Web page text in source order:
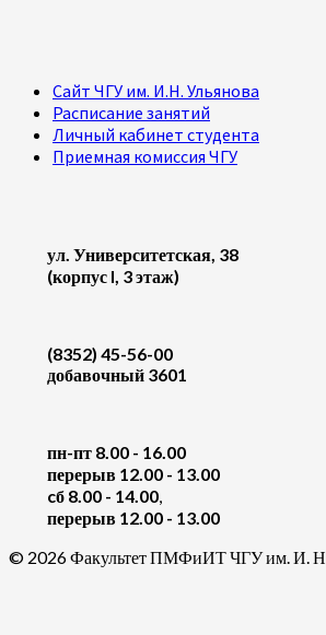
Сайт ЧГУ им. И.Н. Ульянова
Расписание занятий
Личный кабинет студента
Приемная комиссия ЧГУ
ул. Университетская, 38
(корпус I, 3 этаж)
(8352) 45-56-00
добавочный 3601
пн-пт 8.00 - 16.00
перерыв 12.00 - 13.00
cб 8.00 - 14.00,
перерыв 12.00 - 13.00
© 2026 Факультет ПМФиИТ ЧГУ им. И. Н.